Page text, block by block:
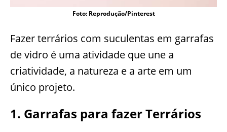
Foto: Reprodução/Pinterest
Fazer terrários com suculentas em garrafas
de vidro é uma atividade que une a
criatividade, a natureza e a arte em um
único projeto.
1. Garrafas para fazer Terrários